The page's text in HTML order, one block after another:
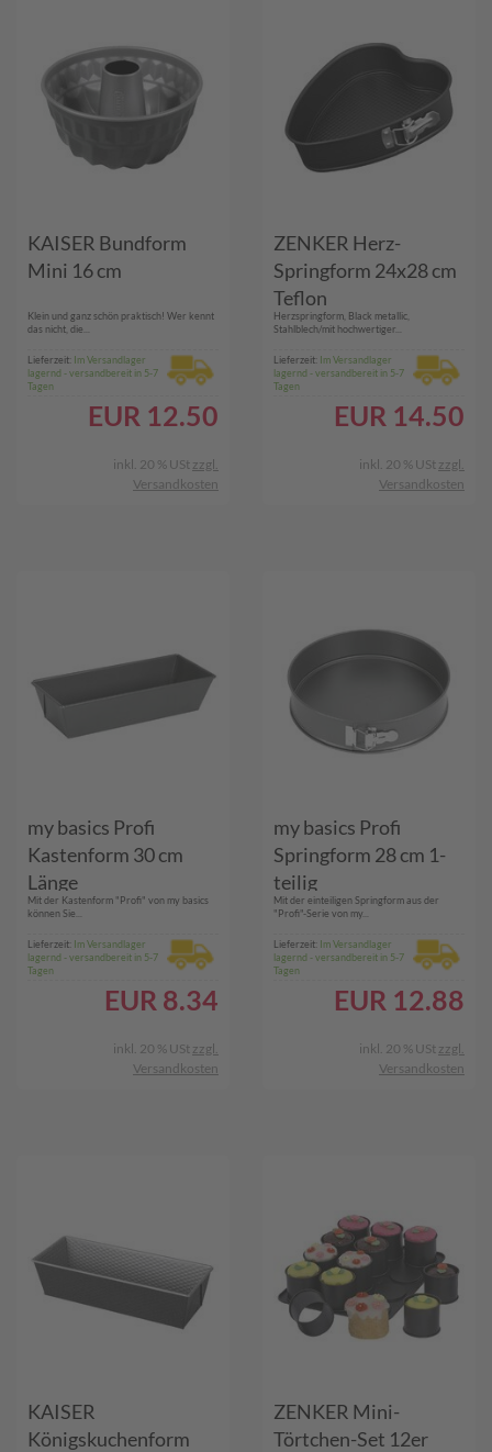
KAISER Bundform
Mini 16 cm
Klein und ganz schön praktisch! Wer kennt
das nicht, die...
Lieferzeit: Im Versandlager
lagernd - versandbereit in 5-7
Tagen
EUR 12.50
inkl. 20 % USt zzgl.
Versandkosten
ZENKER Herz-
Springform 24x28 cm
Teflon
Herzspringform, Black metallic,
Stahlblech/mit hochwertiger...
Lieferzeit: Im Versandlager
lagernd - versandbereit in 5-7
Tagen
EUR 14.50
inkl. 20 % USt zzgl.
Versandkosten
my basics Profi
Kastenform 30 cm
Länge
Mit der Kastenform "Profi" von my basics
können Sie...
Lieferzeit: Im Versandlager
lagernd - versandbereit in 5-7
Tagen
EUR 8.34
inkl. 20 % USt zzgl.
Versandkosten
my basics Profi
Springform 28 cm 1-
teilig
Mit der einteiligen Springform aus der
"Profi"-Serie von my...
Lieferzeit: Im Versandlager
lagernd - versandbereit in 5-7
Tagen
EUR 12.88
inkl. 20 % USt zzgl.
Versandkosten
KAISER
Königskuchenform
ZENKER Mini-
Törtchen-Set 12er